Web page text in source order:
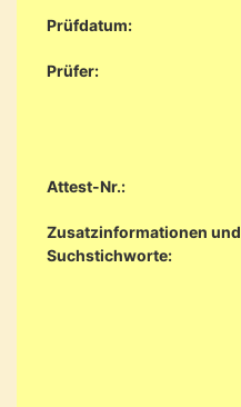
Prüfdatum:
Prüfer:
Attest-Nr.:
Zusatzinformationen und
Suchstichworte: